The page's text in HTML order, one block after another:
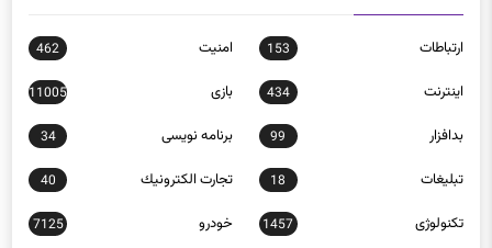
ارتباطات
اينترنت 434 بازی 11005
بدافزار 99 برنامه نويسی 34
تبلیغات 18 تجارت الكترونيك 40
تکنولوژی 1457 خودرو 7125
روباتيك 149 سخت‌افزار 244